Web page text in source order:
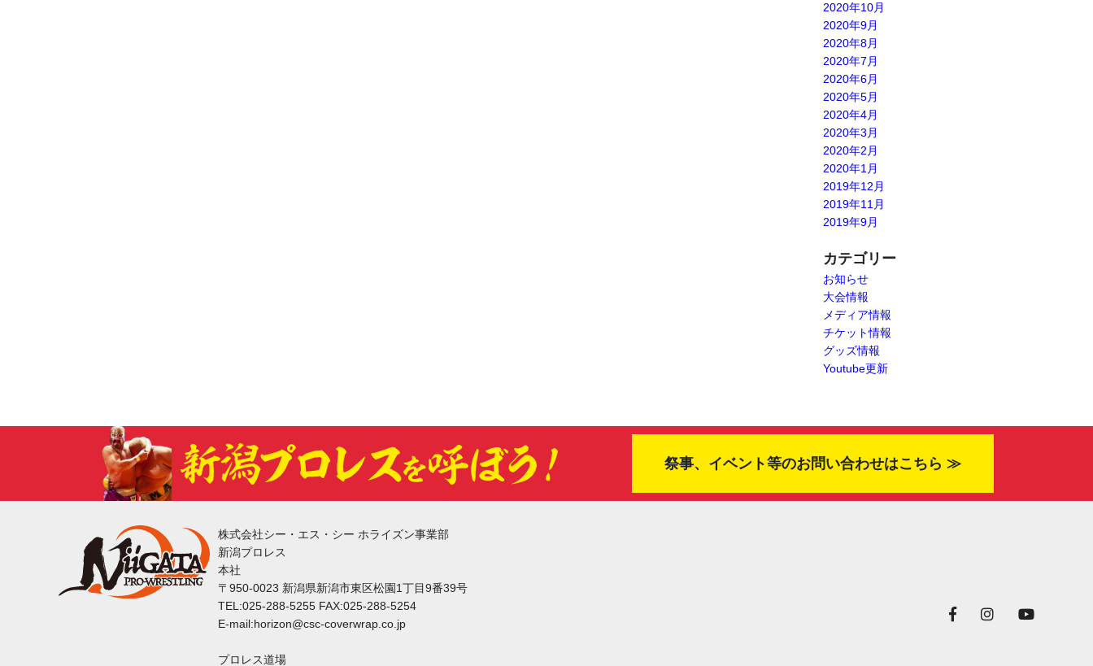
2020年10月
2020年9月
2020年8月
2020年7月
2020年6月
2020年5月
2020年4月
2020年3月
2020年2月
2020年1月
2019年12月
2019年11月
2019年9月
カテゴリー
お知らせ
大会情報
メディア情報
チケット情報
グッズ情報
Youtube更新
祭事、イベント等のお問い合わせはこちら ≫
株式会社シー・エス・シー ホライズン事業部
新潟プロレス
本社
〒950-0023 新潟県新潟市東区松園1丁目9番39号
TEL:025-288-5255 FAX:025-288-5254
E-mail:horizon@csc-coverwrap.co.jp
プロレス道場